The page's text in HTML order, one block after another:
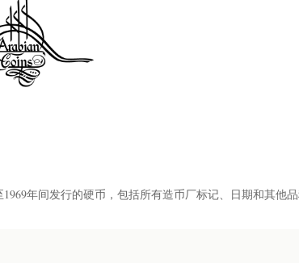
年间发行的硬币，包括所有造币厂标记、日期和其他